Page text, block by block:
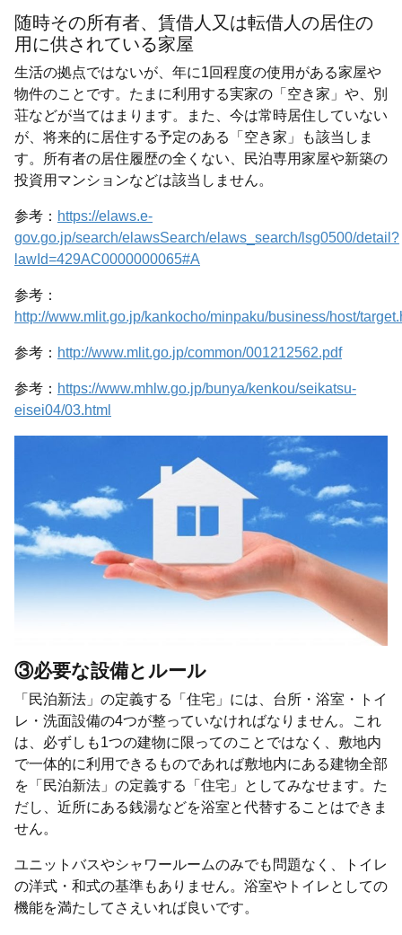
随時その所有者、賃借人又は転借人の居住の
用に供されている家屋
生活の拠点ではないが、年に1回程度の使用がある家屋や
物件のことです。たまに利用する実家の「空き家」や、別
荘などが当てはまります。また、今は常時居住していない
が、将来的に居住する予定のある「空き家」も該当しま
す。所有者の居住履歴の全くない、民泊専用家屋や新築の
投資用マンションなどは該当しません。
参考： https://elaws.e-
gov.go.jp/search/elawsSearch/elaws_search/lsg0500/detail?
lawId=429AC0000000065#A
参考：
http://www.mlit.go.jp/kankocho/minpaku/business/host/
参考： http://www.mlit.go.jp/common/001212562.pdf
参考： https://www.mhlw.go.jp/bunya/kenkou/seikatsu-
eisei04/03.html
③必要な設備とルール
「民泊新法」の定義する「住宅」には、台所・浴室・トイ
レ・洗面設備の4つが整っていなければなりません。これ
は、必ずしも1つの建物に限ってのことではなく、敷地内
で一体的に利用できるものであれば敷地内にある建物全部
を「民泊新法」の定義する「住宅」としてみなせます。た
だし、近所にある銭湯などを浴室と代替することはできま
せん。
ユニットバスやシャワールームのみでも問題なく、トイレ
の洋式・和式の基準もありません。浴室やトイレとしての
機能を満たしてさえいれば良いです。